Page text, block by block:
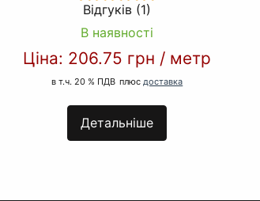
Відгуків (1)
В наявності
Ціна: 206.75 грн / метр
в т.ч. 20 % ПДВ плюс доставка
Детальніше